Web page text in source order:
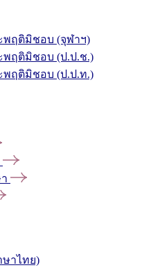
พฤติมิชอบ (จุฬาฯ)
พฤติมิชอบ (ป.ป.ช.)
พฤติมิชอบ (ป.ป.ท.)
าไทย)